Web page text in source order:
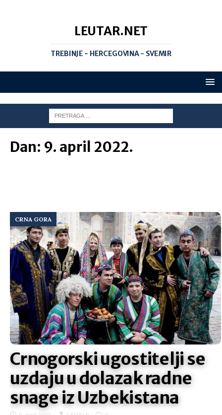
LEUTAR.NET
TREBINJE - HERCEGOVINA - SVEMIR
Dan: 9. april 2022.
CRNA GORA
Crnogorski ugostitelji se
uzdaju u dolazak radne
snage iz Uzbekistana